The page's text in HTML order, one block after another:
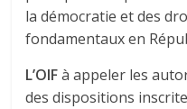
la démocratie et des
fondamentaux en
L’OIFà appeler les
des dispositions